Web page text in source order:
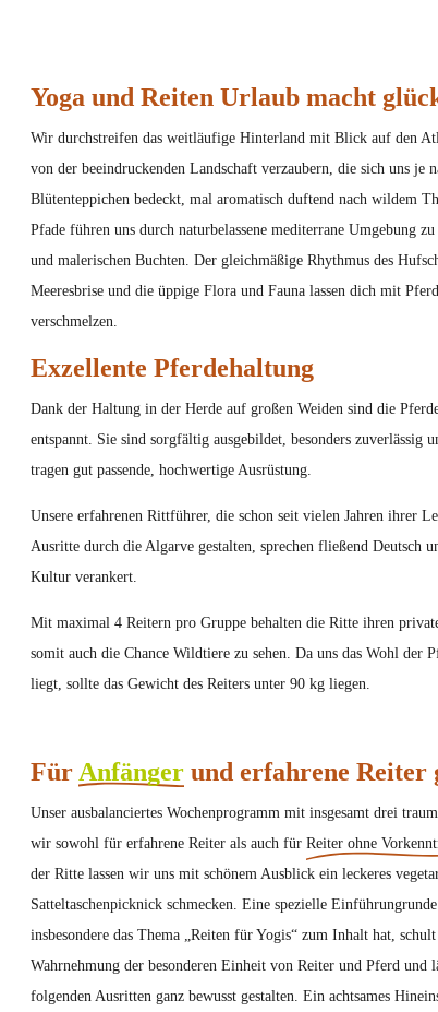
Yoga und Reiten Urlaub macht
Wir durchstreifen das weitläufige Hinterland mit Blick auf den
von der beeindruckenden Landschaft verzaubern, die sich uns je
Blütenteppichen bedeckt, mal aromatisch duftend nach wildem
Pfade führen uns durch naturbelassene mediterrane Umgebung
und malerischen Buchten. Der gleichmäßige Rhythmus des
Meeresbrise und die üppige Flora und Fauna lassen dich mit
verschmelzen.
Exzellente Pferdehaltung
Dank der Haltung in der Herde auf großen Weiden sind die
entspannt. Sie sind sorgfältig ausgebildet, besonders zuverlässig
tragen gut passende, hochwertige Ausrüstung.
Unsere erfahrenen Rittführer, die schon seit vielen Jahren ihrer
Ausritte durch die Algarve gestalten, sprechen fließend Deutsch
Kultur verankert.
Mit maximal 4 Reitern pro Gruppe behalten die Ritte ihren
somit auch die Chance Wildtiere zu sehen. Da uns das Wohl der
liegt, sollte das Gewicht des Reiters unter 90 kg liegen.
FürAnfängerund erfahrene Reiter
Unser ausbalanciertes Wochenprogramm mit insgesamt drei
wir sowohl für erfahrene Reiter als auch für Reiter ohne
der Ritte lassen wir uns mit schönem Ausblick ein leckeres
Satteltaschenpicknick schmecken. Eine spezielle
insbesondere das Thema „Reiten für Yogis“ zum Inhalt hat,
Wahrnehmung der besonderen Einheit von Reiter und Pferd und
folgenden Ausritten ganz bewusst gestalten. Ein achtsames